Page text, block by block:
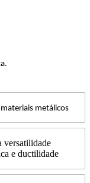
metálicos
versatilidade
e ductilidade